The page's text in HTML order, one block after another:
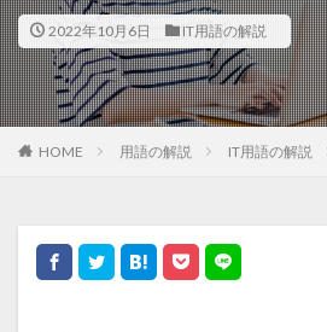
2022年10月6日 IT用語の解説
HOME 用語の解説 IT用語の解説